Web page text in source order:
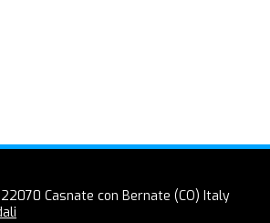
Casnate con Bernate (CO) Italy